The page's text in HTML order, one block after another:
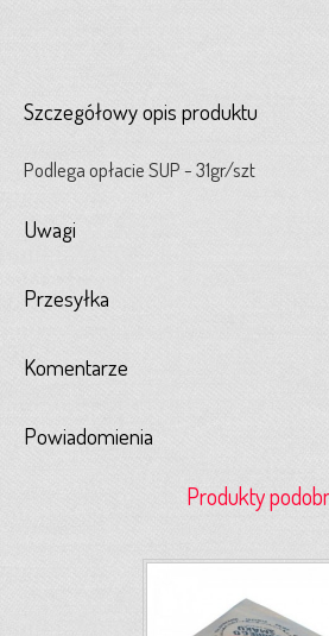
Szczegółowy opis produktu
Podlega opłacie SUP - 31gr/szt
Uwagi
Przesyłka
Komentarze
Powiadomienia
Produkty